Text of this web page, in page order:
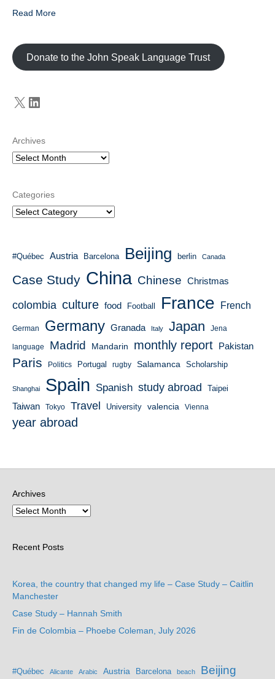
Read More
Donate to the John Speak Language Trust
X LinkedIn
Archives
Categories
#Québec Austria Barcelona Beijing berlin Canada
Case Study China Chinese Christmas
colombia culture food Football France French
German Germany Granada Italy Japan Jena
language Madrid Mandarin monthly report Pakistan
Paris Politics Portugal rugby Salamanca Scholarship
Shanghai Spain Spanish study abroad Taipei
Taiwan Tokyo Travel University valencia Vienna
year abroad
Archives
Recent Posts
Korea, the country that changed my life – Case Study – Caitlin
Manchester
Case Study – Hannah Smith
Fin de Colombia – Phoebe Coleman, July 2026
#Québec Alicante Arabic Austria Barcelona beach Beijing